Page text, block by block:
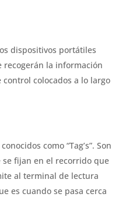
dispositivos portátiles
la información
colocados a lo largo
como “Tag’s”. Son
se fijan en el recorrido que
al terminal de lectura
es cuando se pasa cerca